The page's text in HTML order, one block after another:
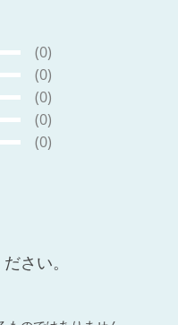
(0)
(0)
(0)
(0)
(0)
さい。